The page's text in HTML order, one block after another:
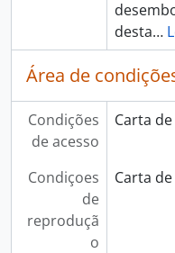
desta…
Área de
Condições
de acesso
Carta
Condiçoes
de
reproduçã
o
Carta